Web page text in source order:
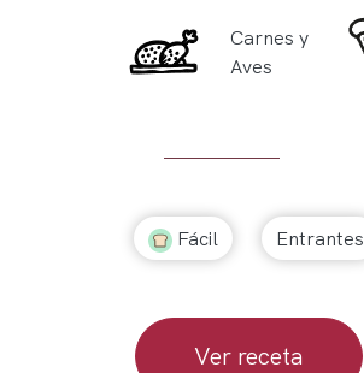
Carnes y
Aves
Fácil Entrantes
Ver receta